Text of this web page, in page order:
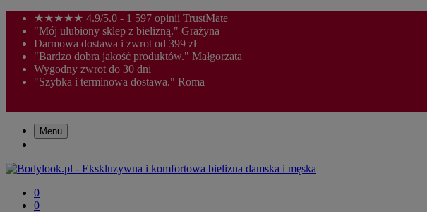
★★★★★ 4.9/5.0 - 1 597 opinii TrustMate
"Mój ulubiony sklep z bielizną." Grażyna
Darmowa dostawa i zwrot od 399 zł
"Bardzo dobra jakość produktów." Małgorzata
Wygodny zwrot do 30 dni
"Szybka i terminowa dostawa." Roma
Menu
0
0